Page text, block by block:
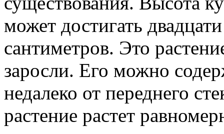
может достигать
сантиметров. Это
заросли. Его можно
недалеко от переднего
растение растет